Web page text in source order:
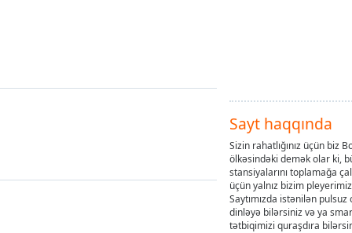
Sayt haqqında
Sizin rahatlığınız üçün biz
ölkəsindəki demək olar ki,
stansiyalarını toplamağa
üçün yalnız bizim
Saytımızda istənilən
dinləyə bilərsiniz və ya
tətbiqimizi quraşdıra